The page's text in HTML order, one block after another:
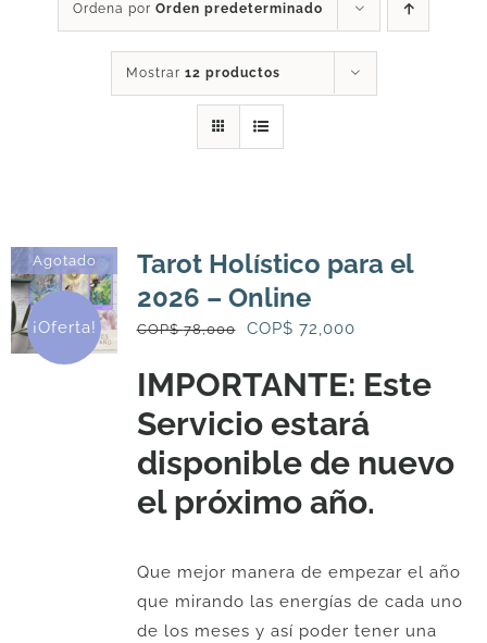
SERVICIOS
PRODUCTOS
ARTÍCULOS
Ordena por Orden predeterminado
Mostrar 12 productos
Agotado
¡Oferta!
Tarot Holístico para el
2026 – Online
COP$78,000
El
original
era:
78,000.
COP$ 72,000El
actual
es:
72,000.
IMPORTANTE: Este
Servicio estará
disponible de nuevo
el próximo año.
Que mejor manera de empezar el año
que mirando las energías de cada uno
de los meses y así poder tener una